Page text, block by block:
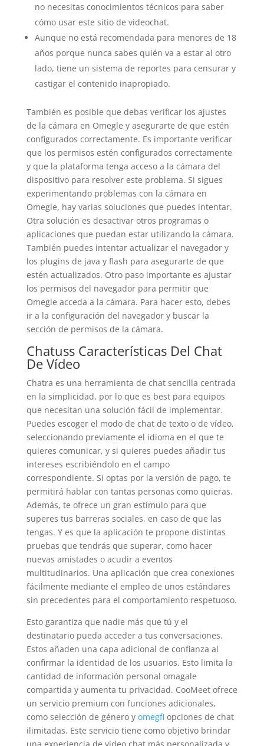
no necesitas conocimientos técnicos para saber
cómo usar este sitio de videochat.
Aunque no está recomendada para menores de 18
años porque nunca sabes quién va a estar al otro
lado, tiene un sistema de reportes para censurar y
castigar el contenido inapropiado.
También es posible que debas verificar los ajustes
de la cámara en Omegle y asegurarte de que estén
configurados correctamente. Es importante verificar
que los permisos estén configurados correctamente
y que la plataforma tenga acceso a la cámara del
dispositivo para resolver este problema. Si sigues
experimentando problemas con la cámara en
Omegle, hay varias soluciones que puedes intentar.
Otra solución es desactivar otros programas o
aplicaciones que puedan estar utilizando la cámara.
También puedes intentar actualizar el navegador y
los plugins de java y flash para asegurarte de que
estén actualizados. Otro paso importante es ajustar
los permisos del navegador para permitir que
Omegle acceda a la cámara. Para hacer esto, debes
ir a la configuración del navegador y buscar la
sección de permisos de la cámara.
Chatuss Características Del Chat
De Vídeo
Chatra es una herramienta de chat sencilla centrada
en la simplicidad, por lo que es best para equipos
que necesitan una solución fácil de implementar.
Puedes escoger el modo de chat de texto o de vídeo,
seleccionando previamente el idioma en el que te
quieres comunicar, y si quieres puedes añadir tus
intereses escribiéndolo en el campo
correspondiente. Si optas por la versión de pago, te
permitirá hablar con tantas personas como quieras.
Además, te ofrece un gran estímulo para que
superes tus barreras sociales, en caso de que las
tengas. Y es que la aplicación te propone distintas
pruebas que tendrás que superar, como hacer
nuevas amistades o acudir a eventos
multitudinarios. Una aplicación que crea conexiones
fácilmente mediante el empleo de unos estándares
sin precedentes para el comportamiento respetuoso.
Esto garantiza que nadie más que tú y el
destinatario pueda acceder a tus conversaciones.
Estos añaden una capa adicional de confianza al
confirmar la identidad de los usuarios. Esto limita la
cantidad de información personal omagale
compartida y aumenta tu privacidad. CooMeet ofrece
un servicio premium con funciones adicionales,
como selección de género y omegfi opciones de chat
ilimitadas. Este servicio tiene como objetivo brindar